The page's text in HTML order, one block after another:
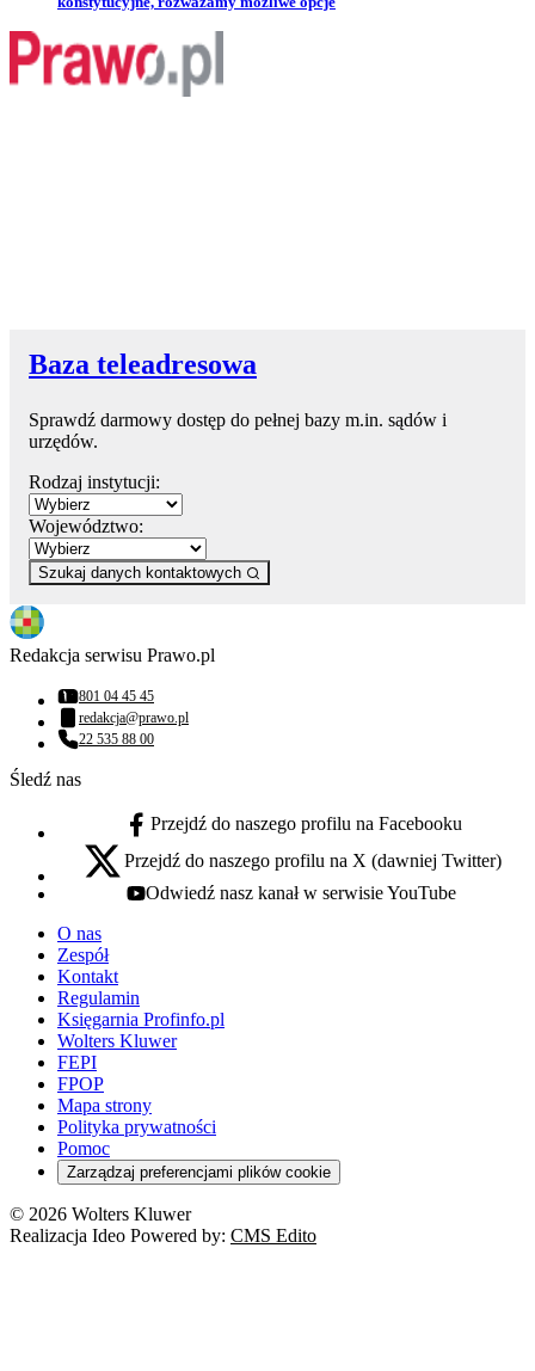
Baza teleadresowa
Sprawdź darmowy dostęp do pełnej bazy m.in. sądów i
urzędów.
Rodzaj instytucji:
Województwo:
Szukaj danych kontaktowych
Redakcja serwisu Prawo.pl
Numer telefonu:
801 04 45 45
Adres email:
redakcja@prawo.pl
Numer telefonu:
22 535 88 00
Śledź nas
facebook - otwiera się w nowej karcie
Przejdź do naszego profilu na Facebooku
x - otwiera się w nowej karcie
Przejdź do naszego profilu na X (dawniej Twitter)
youtube - otwiera się w nowej karcie
Odwiedź nasz kanał w serwisie YouTube
O nas
Zespół
Kontakt
Regulamin
Księgarnia Profinfo.pl
Wolters Kluwer
FEPI
FPOP
Mapa strony
Polityka prywatności
Pomoc
Zarządzaj preferencjami plików cookie
© 2026 Wolters Kluwer
Realizacja Ideo Powered by: CMS Edito